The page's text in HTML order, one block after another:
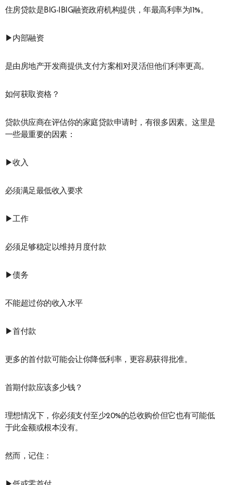
住房贷款是BIG-IBIG融资政府机构提供，年最高利率为11%。
▶内部融资
是由房地产开发商提供,支付方案相对灵活但他们利率更高。
如何获取资格？
贷款供应商在评估你的家庭贷款申请时，有很多因素。这里是
一些最重要的因素：
▶收入
必须满足最低收入要求
▶工作
必须足够稳定以维持月度付款
▶债务
不能超过你的收入水平
▶首付款
更多的首付款可能会让你降低利率，更容易获得批准。
首期付款应该多少钱？
理想情况下，你必须支付至少20%的总收购价但它也有可能低
于此金额或根本没有。
然而，记住：